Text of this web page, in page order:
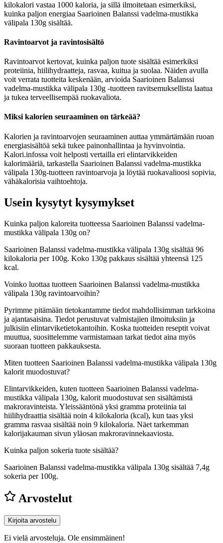
kilokalori vastaa 1000 kaloria, ja sillä ilmoitetaan esimerkiksi,
kuinka paljon energiaa Saarioinen Balanssi vadelma-mustikka
välipala 130g sisältää.
Ravintoarvot ja ravintosisältö
Ravintoarvot kertovat, kuinka paljon tuote sisältää esimerkiksi
proteiinia, hiilihydraatteja, rasvaa, kuitua ja suolaa. Näiden avulla
voit verrata tuotteita keskenään, arvioida Saarioinen Balanssi
vadelma-mustikka välipala 130g -tuotteen ravitsemuksellista laatua
ja tukea terveellisempää ruokavaliota.
Miksi kalorien seuraaminen on tärkeää?
Kalorien ja ravintoarvojen seuraaminen auttaa ymmärtämään ruoan
energiasisältöä sekä tukee painonhallintaa ja hyvinvointia.
Kalori.infossa voit helposti vertailla eri elintarvikkeiden
kalorimääriä, tarkastella Saarioinen Balanssi vadelma-mustikka
välipala 130g-tuotteen ravintoarvoja ja löytää ruokavalioosi sopivia,
vähäkalorisia vaihtoehtoja.
Usein kysytyt kysymykset
Kuinka paljon kaloreita tuotteessa Saarioinen Balanssi vadelma-
mustikka välipala 130g on?
Saarioinen Balanssi vadelma-mustikka välipala 130g sisältää 96
kilokaloria per 100g. Koko 130g pakkaus sisältää yhteensä 125
kcal.
Voinko luottaa tuotteen Saarioinen Balanssi vadelma-mustikka
välipala 130g ravintoarvoihin?
Pyrimme pitämään tietokantamme tiedot mahdollisimman tarkkoina
ja ajantasaisina. Tiedot perustuvat valmistajien ilmoituksiin ja
julkisiin elintarviketietokantoihin. Koska tuotteiden reseptit voivat
muuttua, suosittelemme varmistamaan tarkat tiedot aina myös
suoraan tuotteen pakkauksesta.
Miten tuotteen Saarioinen Balanssi vadelma-mustikka välipala 130g
kalorit muodostuvat?
Elintarvikkeiden, kuten tuotteen Saarioinen Balanssi vadelma-
mustikka välipala 130g, kalorit muodostuvat sen sisältämistä
makroravinteista. Yleissääntönä yksi gramma proteiinia tai
hiilihydraattia sisältää noin 4 kilokaloria (kcal), kun taas yksi
gramma rasvaa sisältää noin 9 kilokaloria. Näet tarkemman
kalorijakauman sivun yläosan makroravinnekaaviosta.
Kuinka paljon sokeria tuote sisältää?
Saarioinen Balanssi vadelma-mustikka välipala 130g sisältää 7,4g
sokeria per 100g.
Arvostelut
Kirjoita arvostelu
Ei vielä arvosteluja. Ole ensimmäinen!